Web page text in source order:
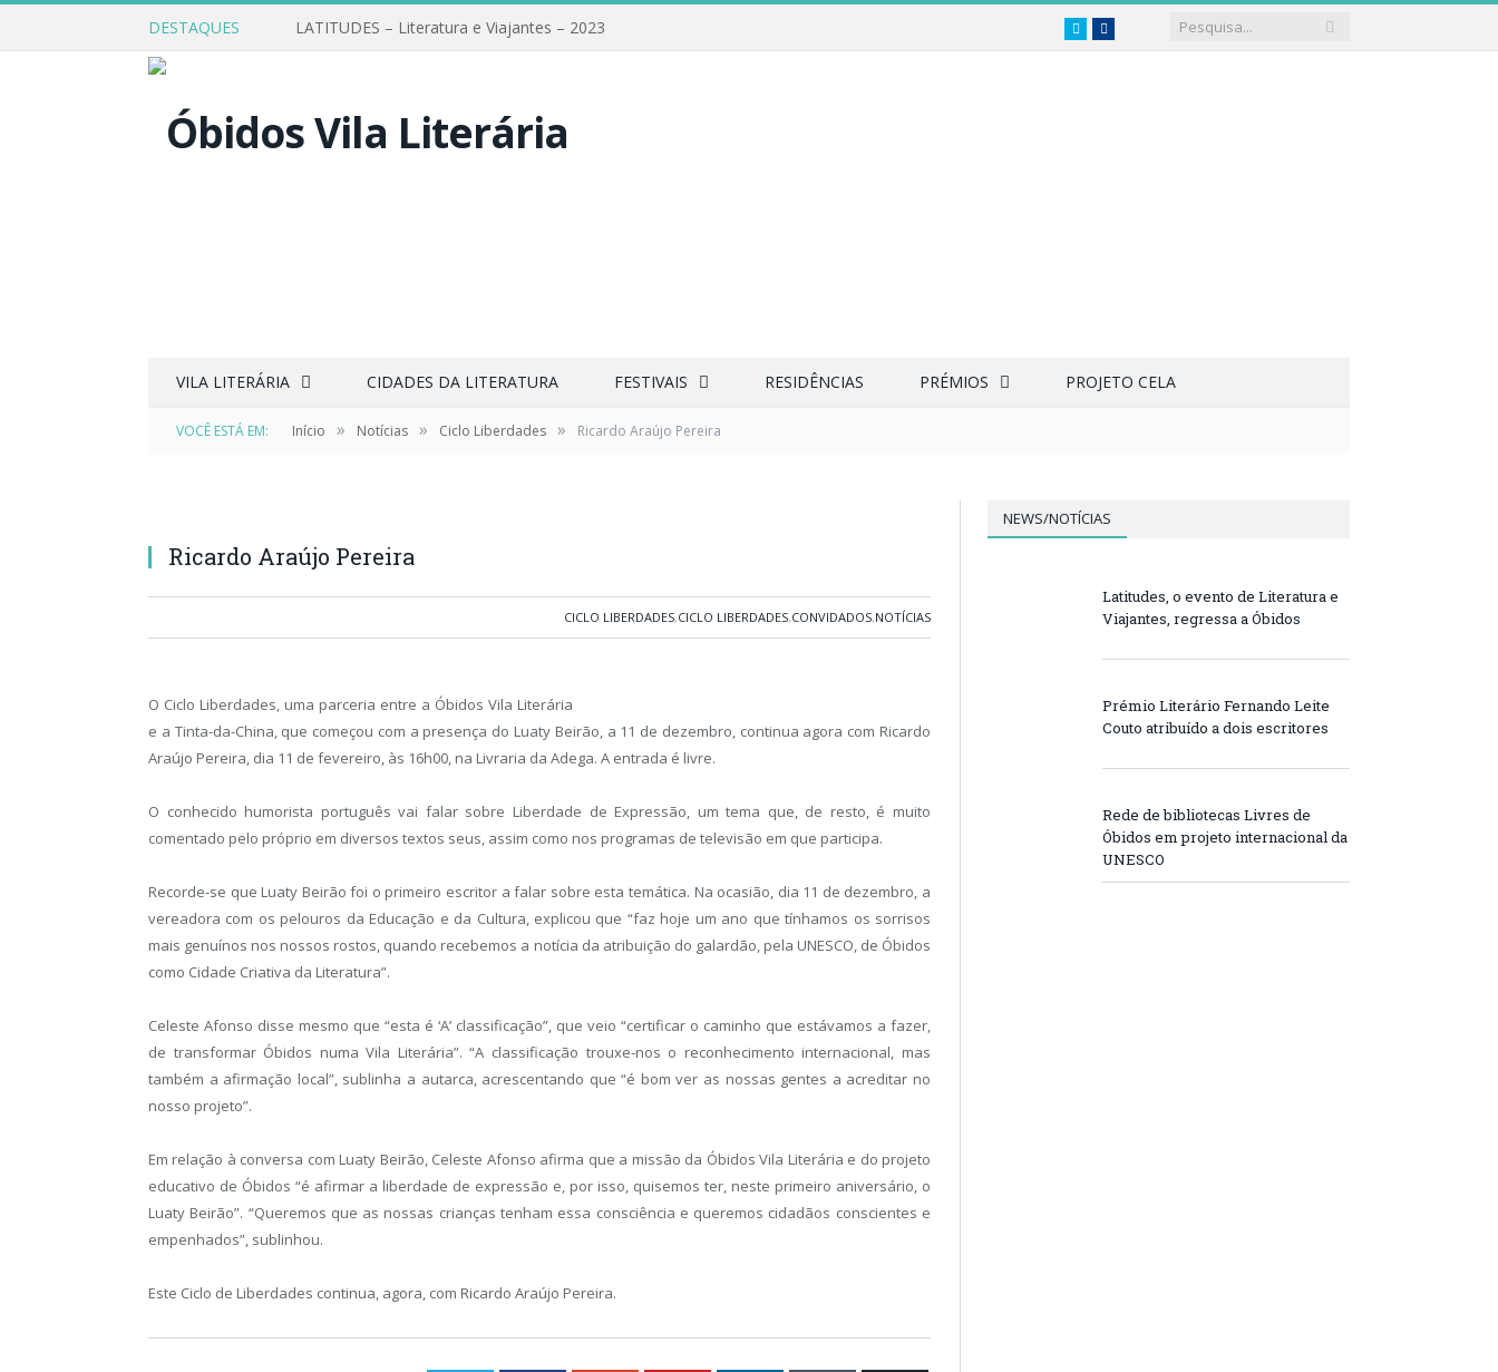
DESTAQUES LATITUDES – Literatura e Viajantes – 2023 TwitterFacebook
VILA LITERÁRIA CIDADES DA LITERATURA FESTIVAIS RESIDÊNCIAS PRÉMIOS PROJETO CELA
VOCÊ ESTÁ EM: Início » Notícias » Ciclo Liberdades » Ricardo Araújo Pereira
Ricardo Araújo Pereira
CICLO LIBERDADES,CICLO LIBERDADES,CONVIDADOS,NOTÍCIAS
O Ciclo Liberdades, uma parceria entre a Óbidos Vila Literária
e a Tinta-da-China, que começou com a presença do Luaty Beirão, a 11 de dezembro, continua agora com Ricardo
Araújo Pereira, dia 11 de fevereiro, às 16h00, na Livraria da Adega. A entrada é livre.
O conhecido humorista português vai falar sobre Liberdade de Expressão, um tema que, de resto, é muito
comentado pelo próprio em diversos textos seus, assim como nos programas de televisão em que participa.
Recorde-se que Luaty Beirão foi o primeiro escritor a falar sobre esta temática. Na ocasião, dia 11 de dezembro, a
vereadora com os pelouros da Educação e da Cultura, explicou que “faz hoje um ano que tínhamos os sorrisos
mais genuínos nos nossos rostos, quando recebemos a notícia da atribuição do galardão, pela UNESCO, de Óbidos
como Cidade Criativa da Literatura”.
Celeste Afonso disse mesmo que “esta é ‘A’ classificação”, que veio “certificar o caminho que estávamos a fazer,
de transformar Óbidos numa Vila Literária”. “A classificação trouxe-nos o reconhecimento internacional, mas
também a afirmação local”, sublinha a autarca, acrescentando que “é bom ver as nossas gentes a acreditar no
nosso projeto”.
Em relação à conversa com Luaty Beirão, Celeste Afonso afirma que a missão da Óbidos Vila Literária e do projeto
educativo de Óbidos “é afirmar a liberdade de expressão e, por isso, quisemos ter, neste primeiro aniversário, o
Luaty Beirão”. “Queremos que as nossas crianças tenham essa consciência e queremos cidadãos conscientes e
empenhados”, sublinhou.
Este Ciclo de Liberdades continua, agora, com Ricardo Araújo Pereira.
NEWS/NOTÍCIAS
Latitudes, o evento de Literatura e
Viajantes, regressa a Óbidos
Prémio Literário Fernando Leite
Couto atribuído a dois escritores
Rede de bibliotecas Livres de
Óbidos em projeto internacional da
UNESCO